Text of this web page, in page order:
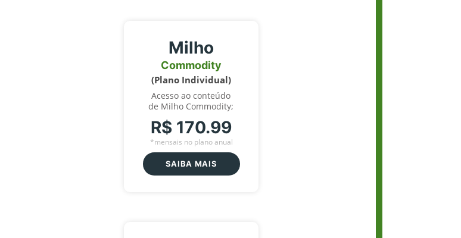
Milho
Commodity
(Plano Individual)
Acesso ao conteúdo
de Milho Commodity;
R$ 170.99
*mensais no plano anual
SAIBA MAIS